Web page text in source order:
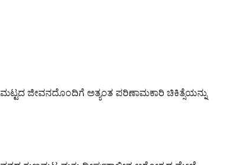
ಜೀವನದೊಂದಿಗೆ ಅತ್ಯಂತ ಪರಿಣಾಮಕಾರಿ ಚಿಕಿತ್ಸೆಯನ್ನು